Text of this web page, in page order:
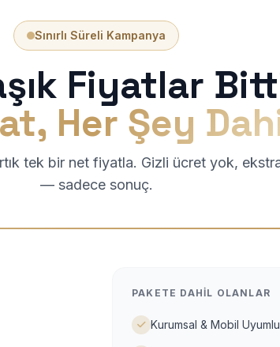
Sınırlı Süreli Kampanya
Fiyatlar
Her Şey
tek bir net fiyatla. Gizli ücret yok,
— sadece sonuç.
PAKETE DAHIL OLANLAR
Kurumsal & Mobil